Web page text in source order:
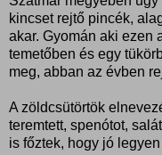
kincset rejtő pincék,
akar. Gyomán aki ezen
temetőben és egy
meg, abban az évben
A zöldcsütörtök
teremtett, spenótot,
is főztek, hogy jó